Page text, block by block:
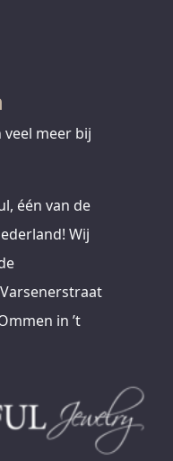
veel meer bij
één van de
Wij
in ’t